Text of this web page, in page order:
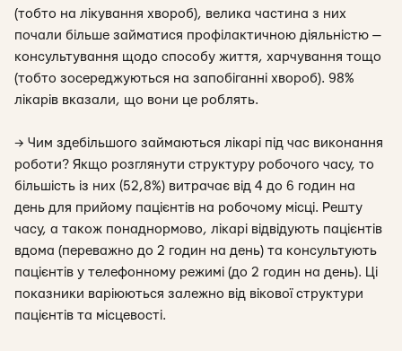
(тобто на лікування хвороб), велика частина з них
почали більше займатися профілактичною діяльністю —
консультування щодо способу життя, харчування тощо
(тобто зосереджуються на запобіганні хвороб). 98%
лікарів вказали, що вони це роблять.
→ Чим здебільшого займаються лікарі під час виконання
роботи? Якщо розглянути структуру робочого часу, то
більшість із них (52,8%) витрачає від 4 до 6 годин на
день для прийому пацієнтів на робочому місці. Решту
часу, а також понаднормово, лікарі відвідують пацієнтів
вдома (переважно до 2 годин на день) та консультують
пацієнтів у телефонному режимі (до 2 годин на день). Ці
показники варіюються залежно від вікової структури
пацієнтів та місцевості.